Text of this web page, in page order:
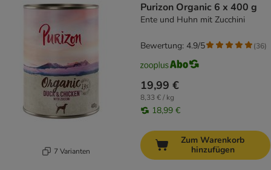
7 Varianten
Purizon Organic 6 x 400 g
Ente und Huhn mit Zucchini
19,99 €
8,33 € / kg
18,99 €
Bewertung: 4.9/5 (36)
Zum Warenkorb
hinzufügen